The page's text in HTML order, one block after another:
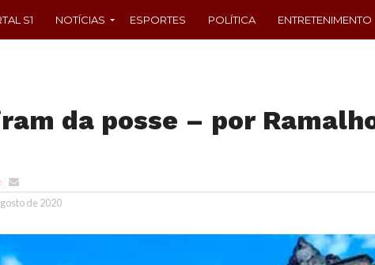
S1 NOTÍCIAS ESPORTES POLÍTICA ENTRETENIMENTO
da posse – por
de 2020